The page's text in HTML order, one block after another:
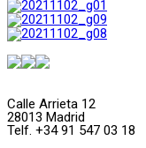
Calle Arrieta 12
28013 Madrid
Telf. +34 91 547 03 18